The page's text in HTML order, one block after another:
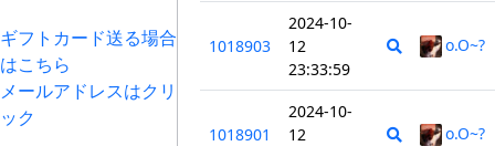
ギフトカード送る場合
はこちら
メールアドレスはクリ
ック
1018903
2024-10-
12
23:33:59
o.O~?
1018901
2024-10-
12
o.O~?